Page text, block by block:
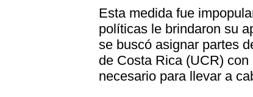
Esta medida fue
políticas le brindaron su
se buscó asignar partes
de Costa Rica (UCR)
necesario para llevar a